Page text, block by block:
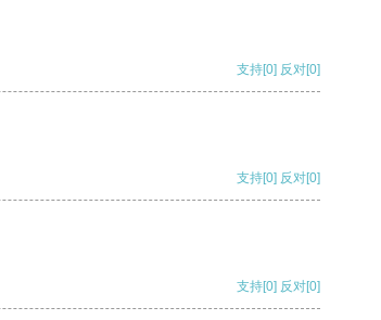
支持[0] 反对[0]
支持[0] 反对[0]
支持[0] 反对[0]